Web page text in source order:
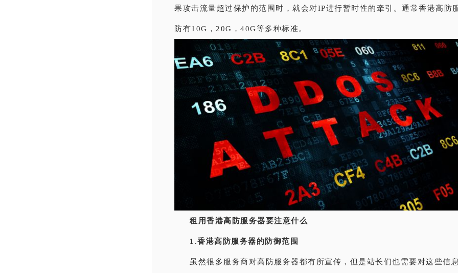
果攻击流量超过保护的范围时，就会对IP进行暂时性的牵引。通常香港高防
防有10G，20G，40G等多种标准。
租用香港高防服务器要注意什么
1.香港高防服务器的防御范围
虽然很多服务商对高防服务器都有所宣传，但是站长们也需要对这些信